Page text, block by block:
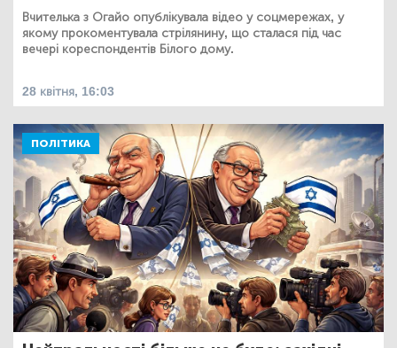
Вчителька з Огайо опублікувала відео у соцмережах, у
якому прокоментувала стрілянину, що сталася під час
вечері кореспондентів Білого дому.
28 квітня, 16:03
ПОЛІТИКА